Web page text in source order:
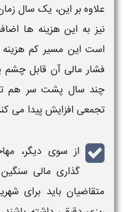
علاوه بر این، یک سال
نیز به این هزینه ها
است این مسیر کم هزینه
فشار مالی آن قابل چشم
چند سال پشت سر هم
تجمعی افزایش پیدا می
از سوی دیگر،
گذاری مالی
متقاضیان باید برای